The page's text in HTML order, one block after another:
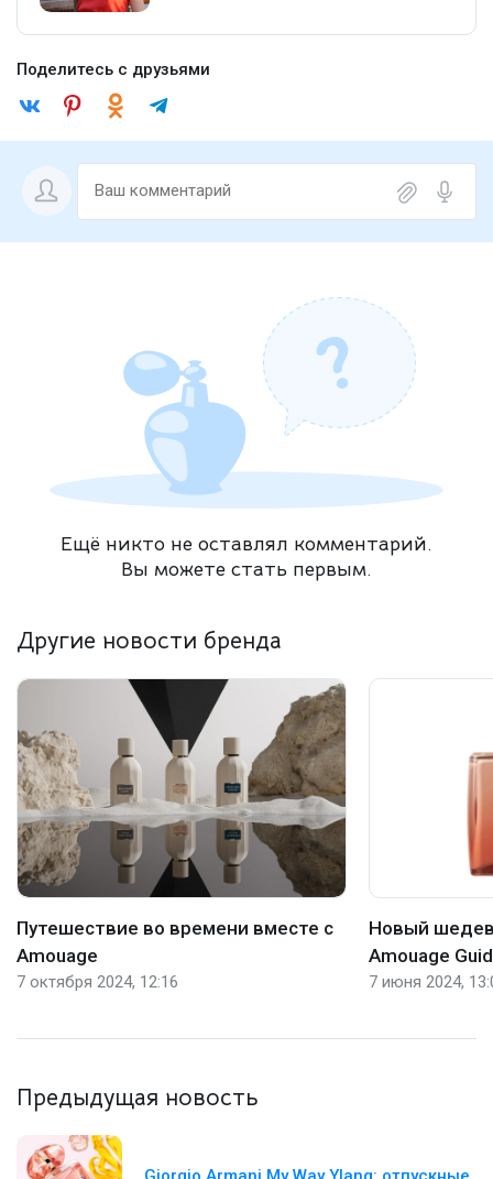
Поделитесь с друзьями
Ещё никто не оставлял комментарий.
Вы можете стать первым.
Другие новости бренда
Путешествие во времени вместе с
Amouage
7 октября 2024, 12:16
Новый
Amouage
7 июня 2024,
Предыдущая новость